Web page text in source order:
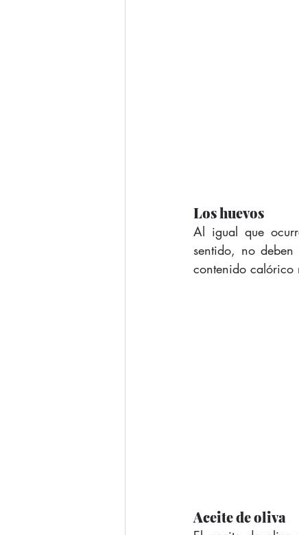
Los huevos
Al igual que
sentido, no
contenido calórico
Aceite de oliva